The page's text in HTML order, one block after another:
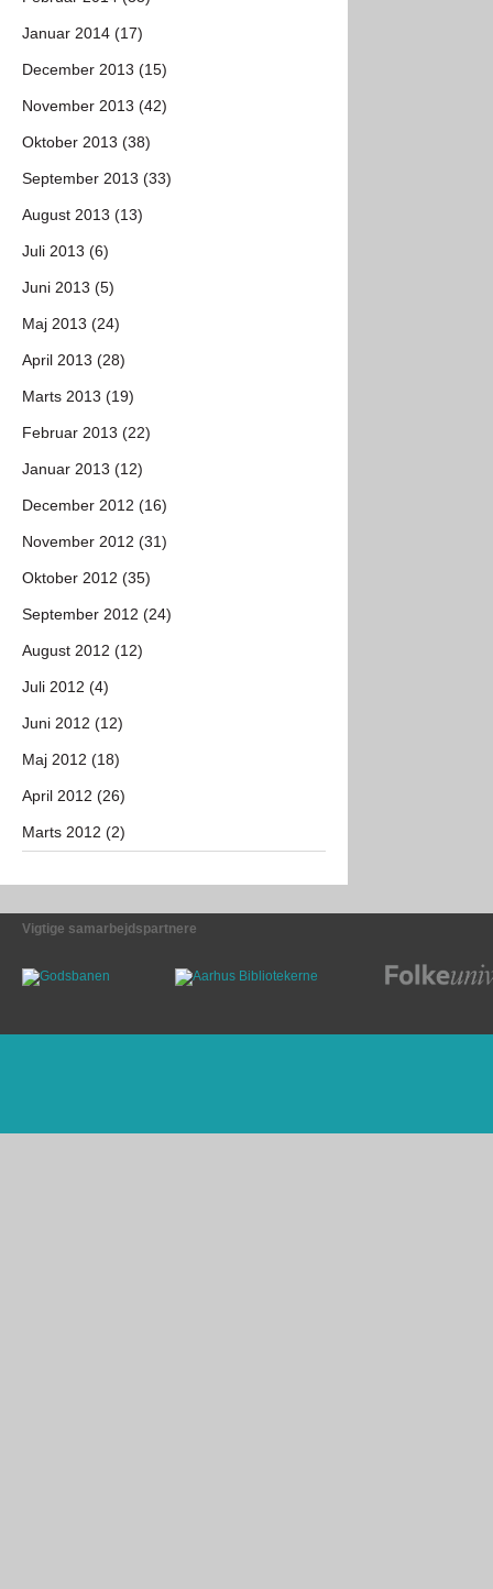
Januar 2014 (17)
December 2013 (15)
November 2013 (42)
Oktober 2013 (38)
September 2013 (33)
August 2013 (13)
Juli 2013 (6)
Juni 2013 (5)
Maj 2013 (24)
April 2013 (28)
Marts 2013 (19)
Februar 2013 (22)
Januar 2013 (12)
December 2012 (16)
November 2012 (31)
Oktober 2012 (35)
September 2012 (24)
August 2012 (12)
Juli 2012 (4)
Juni 2012 (12)
Maj 2012 (18)
April 2012 (26)
Marts 2012 (2)
Vigtige samarbejdspartnere